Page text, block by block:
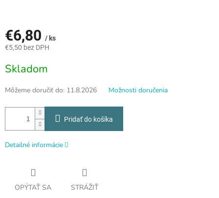
€6,80 / ks
€5,50 bez DPH
cena:
Skladom
Môžeme doručiť do: 11.8.2026 Možnosti doručenia
Pridať do košíka
Detailné informácie
OPÝTAŤ SA STRÁŽIŤ